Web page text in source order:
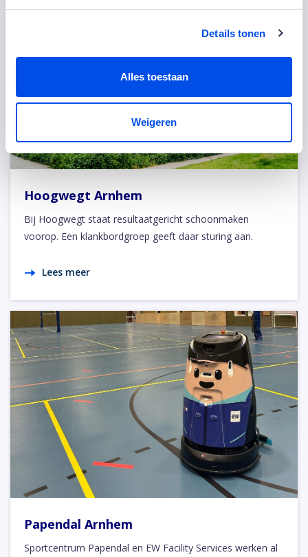
Details tonen
Alles toestaan
Weigeren
Hoogwegt Arnhem
Bij Hoogwegt staat resultaatgericht schoonmaken
voorop. Een klankbordgroep geeft daar sturing aan.
Lees meer
Papendal Arnhem
Sportcentrum Papendal en EW Facility Services werken al